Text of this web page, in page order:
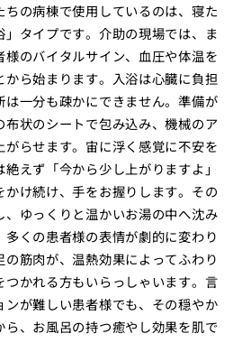
の病棟で使用しているのは、寝た
」タイプです。介助の現場では、ま
のバイタルサイン、血圧や体温を
ら始まります。入浴は心臓に負担
は一分も疎かにできません。準備が
状のシートで包み込み、機械のア
らせます。宙に浮く感覚に不安を
えず「今から少し上がりますよ」
かけ続け、手をお握りします。その
、ゆっくりと温かいお湯の中へ沈み
くの患者様の表情が劇的に変わり
筋肉が、温熱効果によってふわり
つかれる方もいらっしゃいます。言
が難しい患者様でも、その穏やか
ら、お風呂の持つ癒やし効果を肌で